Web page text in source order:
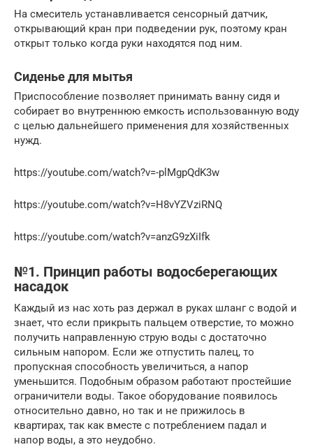
На смеситель устанавливается сенсорный датчик,
открывающий кран при подведении рук, поэтому кран
открыт только когда руки находятся под ним.
Сиденье для мытья
Приспособление позволяет принимать ванну сидя и
собирает во внутреннюю емкость использованную воду
с целью дальнейшего применения для хозяйственных
нужд.
https://youtube.com/watch?v=-plMgpQdK3w
https://youtube.com/watch?v=H8vYZVziRNQ
https://youtube.com/watch?v=anzG9zXiIfk
№1. Принцип работы водосберегающих
насадок
Каждый из нас хоть раз держал в руках шланг с водой и
знает, что если прикрыть пальцем отверстие, то можно
получить направленную струю воды с достаточно
сильным напором. Если же отпустить палец, то
пропускная способность увеличиться, а напор
уменьшится. Подобным образом работают простейшие
ограничители воды. Такое оборудование появилось
относительно давно, но так и не прижилось в
квартирах, так как вместе с потреблением падал и
напор воды, а это неудобно.